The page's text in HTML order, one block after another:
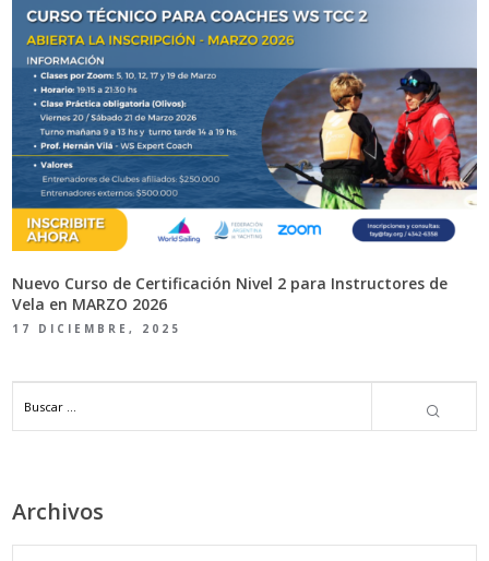
Nuevo Curso de Certificación Nivel 2 para Instructores de
Vela en MARZO 2026
17 DICIEMBRE, 2025
Archivos